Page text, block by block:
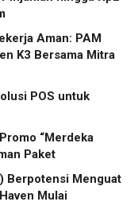
Aman: PAM
K3 Bersama Mitra
POS untuk
“Merdeka
Paket
Berpotensi Menguat
Mulai